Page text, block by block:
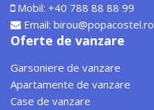
Mobil: +40 788 88 88 99
Email: birou@popacostel.ro
Oferte de vanzare
Garsoniere de vanzare
Apartamente de vanzare
Case de vanzare